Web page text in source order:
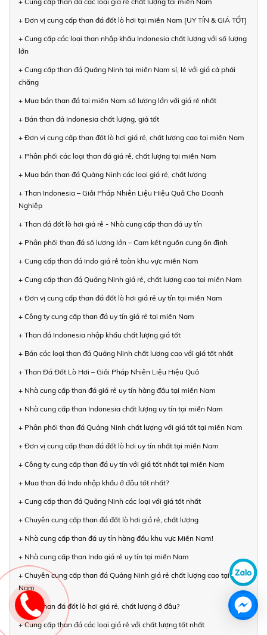
+ Đơn vị cung cấp than đá đốt lò hơi tại miền Nam [UY TÍN & GIÁ TỐT]
+ Cung cấp các loại than nhập khẩu Indonesia chất lượng với số lượng
lớn
+ Cung cấp than đá Quảng Ninh tại miền Nam sỉ, lẻ với giá cả phải
chăng
+ Mua bán than đá tại miền Nam số lượng lớn với giá rẻ nhất
+ Bán than đá Indonesia chất lượng, giá tốt
+ Đơn vị cung cấp than đốt lò hơi giá rẻ, chất lượng cao tại miền Nam
+ Phân phối các loại than đá giá rẻ, chất lượng tại miền Nam
+ Mua bán than đá Quảng Ninh các loại giá rẻ, chất lượng
+ Than Indonesia – Giải Pháp Nhiên Liệu Hiệu Quả Cho Doanh
Nghiệp
+ Than đá đốt lò hơi giá rẻ - Nhà cung cấp than đá uy tín
+ Phân phối than đá số lượng lớn – Cam kết nguồn cung ổn định
+ Cung cấp than đá Indo giá rẻ toàn khu vực miền Nam
+ Cung cấp than đá Quảng Ninh giá rẻ, chất lượng cao tại miền Nam
+ Đơn vị cung cấp than đá đốt lò hơi giá rẻ uy tín tại miền Nam
+ Công ty cung cấp than đá uy tín giá rẻ tại miền Nam
+ Than đá Indonesia nhập khẩu chất lượng giá tốt
+ Bán các loại than đá Quảng Ninh chất lượng cao với giá tốt nhất
+ Than Đá Đốt Lò Hơi – Giải Pháp Nhiên Liệu Hiệu Quả
+ Nhà cung cấp than đá giá rẻ uy tín hàng đầu tại miền Nam
+ Nhà cung cấp than Indonesia chất lượng uy tín tại miền Nam
+ Phân phối than đá Quảng Ninh chất lượng với giá tốt tại miền Nam
+ Đơn vị cung cấp than đá đốt lò hơi uy tín nhất tại miền Nam
+ Công ty cung cấp than đá uy tín với giá tốt nhất tại miền Nam
+ Mua than đá Indo nhập khẩu ở đâu tốt nhất?
+ Cung cấp than đá Quảng Ninh các loại với giá tốt nhất
+ Chuyên cung cấp than đá đốt lò hơi giá rẻ, chất lượng
+ Nhà cung cấp than đá uy tín hàng đầu khu vực Miền Nam!
+ Nhà cung cấp than Indo giá rẻ uy tín tại miền Nam
+ Chuyên cung cấp than đá Quảng Ninh giá rẻ chất lượng cao tại miền
Nam
+ Mua than đá đốt lò hơi giá rẻ, chất lượng ở đâu?
+ Cung cấp than đá các loại giá rẻ với chất lượng tốt nhất